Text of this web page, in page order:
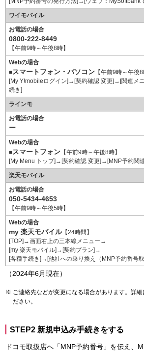
ワイモバイル
お電話の場合
0800-222-8449
【午前9時～午後8時】
Webの場合
■スマートフォン・パソコン 【午前9時～午後8
[My Y!mobileログイン]→[契約確認 変更]→[関連メ
続き]
ラインモ
お電話の場合
ー
Webの場合
■スマートフォン 【午前9時～午後8時】
[My Menu トップ]→[契約確認 変更]→[MNP予約関
楽天モバイル
お電話の場合
050-5434-4653
【午前9時～午後5時】
Webの場合
my 楽天モバイル【24時間】
[TOP]→画面右上の三本線メニュー→
[my 楽天モバイル]→[契約プラン]→
[各種手続き]→[他社への乗り換え（MNP予約番号
（2024年6月現在）
ご連絡先などが変更になる場合があります。詳
ださい。
STEP2 新規申込み手続きをする
ドコモ取扱店へ「MNP予約番号」を伝え、